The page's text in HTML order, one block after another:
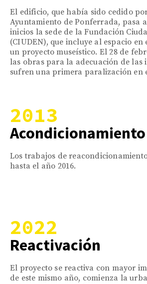
El edificio, que había sido cedido
Ayuntamiento de Ponferrada, pasa
inicios la sede de la Fundación
(CIUDEN), que incluye al espacio en
un proyecto museístico. El 28 de
las obras para la adecuación de las
sufren una primera paralización en
2013
Acondicionamiento
Los trabajos de
hasta el año 2016.
2022
Reactivación
El proyecto se reactiva con mayor
de este mismo año, comienza la